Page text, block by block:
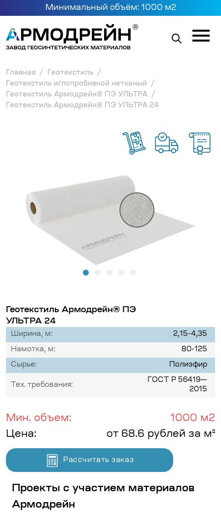
Главная
Геотекстиль
Геотекстиль иглопробивной нетканый
Геотекстиль Армодрейн® ПЭ УЛЬТРА
Геотекстиль Армодрейн® ПЭ УЛЬТРА 24
Геотекстиль Армодрейн® ПЭ
УЛЬТРА 24
Ширина, м: 2,15-4,35
Намотка, м: 80-125
Сырье: Полиэфир
Тех. требования:
ГОСТ Р 56419—
2015
Мин. объем:
1000 м2
Цена:
от 68.6 рублей за м²
Рассчитать заказ
Проекты с участием материалов
Армодрейн
Минимальный объём: 1000 м2